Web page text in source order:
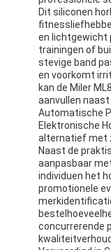
Dit siliconen
en lichtgewicht
trainingen of
stevige band
en voorkomt
kan de Miler
aanvullen
Automatische
Elektronische
alternatief met
Naast de
aanpasbaar
individuen het
promotionele
concurrerende